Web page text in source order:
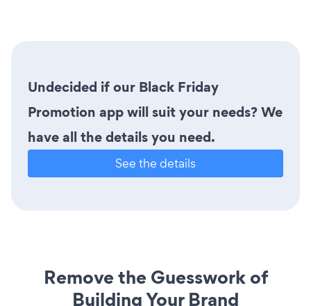
Undecided if our Black Friday
Promotion app will suit your needs? We
have all the details you need.
See the details
Remove the Guesswork of
Building Your Brand